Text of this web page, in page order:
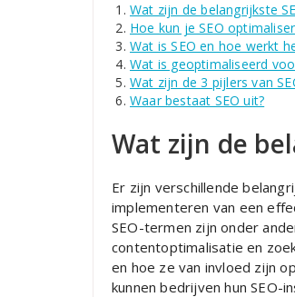
Wat zijn de belangrijkste
Hoe kun je SEO
Wat is SEO en hoe werkt
Wat is geoptimaliseerd
Wat zijn de 3 pijlers van
Waar bestaat SEO uit?
Wat zijn de
Er zijn verschillende
implementeren van een
SEO-termen zijn onder
contentoptimalisatie en
en hoe ze van invloed zijn
kunnen bedrijven hun SEO-